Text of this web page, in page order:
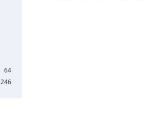
64
246